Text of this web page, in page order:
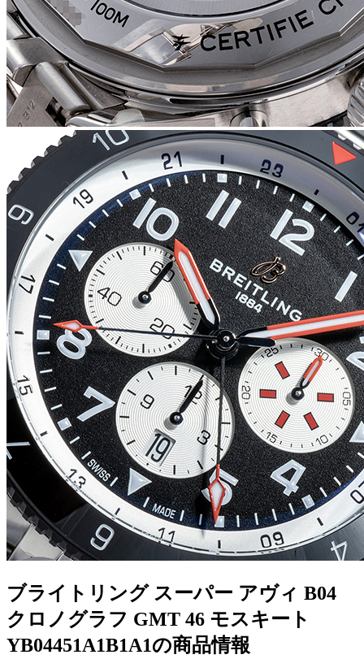
ブライトリング スーパー アヴィ B04
クロノグラフ GMT 46 モスキート
YB04451A1B1A1の商品情報